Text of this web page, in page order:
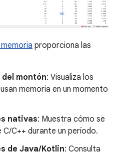
proporciona las
montón: Visualiza los
memoria en un momento
nativas: Muestra cómo se
C++ durante un período.
de Java/Kotlin: Consulta